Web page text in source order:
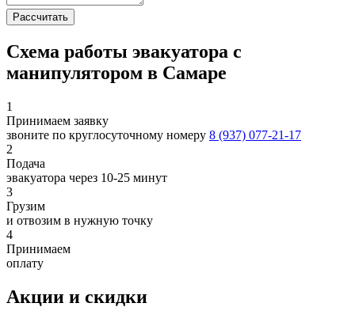
Рассчитать
Схема работы эвакуатора с
манипулятором в Самаре
1
Принимаем заявку
звоните по круглосуточному номеру 8 (937) 077-21-17
2
Подача
эвакуатора через 10-25 минут
3
Грузим
и отвозим в нужную точку
4
Принимаем
оплату
Акции и скидки